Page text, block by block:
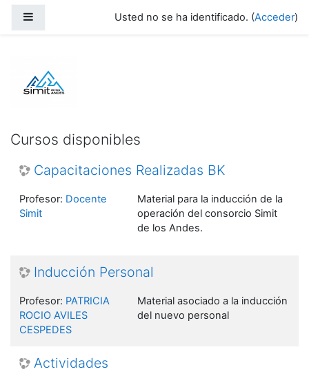
Usted no se ha identificado. (Acceder)
Moodle Simit de los Andes
Cursos disponibles
Capacitaciones Realizadas BK
Material para la inducción de la
operación del consorcio Simit
de los Andes.
Profesor: Docente
Simit
Inducción Personal
Material asociado a la inducción
del nuevo personal
Profesor: PATRICIA
ROCIO AVILES
CESPEDES
Actividades